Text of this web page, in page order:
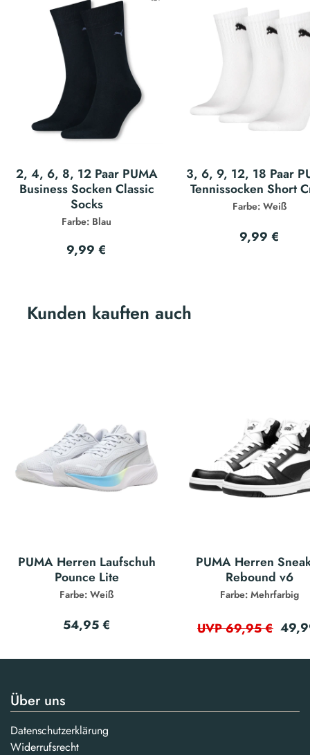
2, 4, 6, 8, 12 Paar PUMA
Business Socken Classic
Socks
Farbe: Blau
9,99 €
3, 6, 9, 12, 18 Paar
Tennissocken Short
Farbe: Weiß
9,99 €
Kunden kauften auch
PUMA Herren Laufschuh
Pounce Lite
Farbe: Weiß
54,95 €
PUMA Herren
Rebound v6
Farbe: Mehrfarbig
UVP 69,95 €
Über uns
Datenschutzerklärung
Widerrufsrecht